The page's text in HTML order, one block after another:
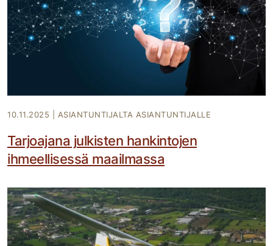
10.11.2025 ASIANTUNTIJALTA ASIANTUNTIJALLE
Tarjoajana julkisten hankintojen
ihmeellisessä maailmassa